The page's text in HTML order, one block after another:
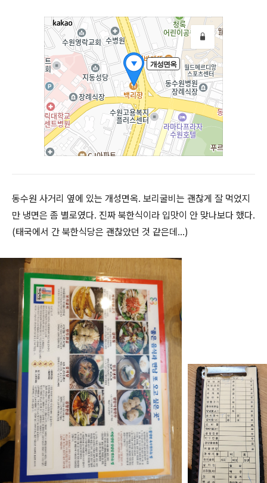
동수원 사거리 옆에 있는 개성면옥. 보리굴비는 괜찮게 잘 먹었지
만 냉면은 좀 별로였다. 진짜 북한식이라 입맛이 안 맞나보다 했다.
(태국에서 간 북한식당은 괜찮았던 것 같은데...)